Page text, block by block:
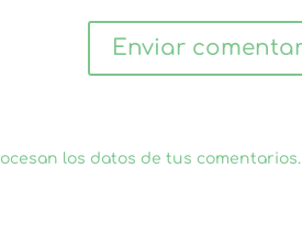
los datos de tus comentarios.